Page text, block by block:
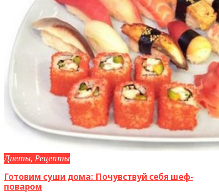
Диеты, Рецепты
Готовим суши дома: Почувствуй себя шеф-
поваром